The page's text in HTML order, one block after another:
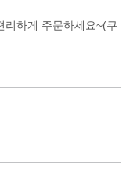
리하게 주문하세요~(쿠